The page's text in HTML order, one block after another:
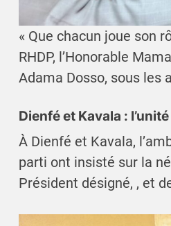
« Que chacun joue son
RHDP, l’Honorable
Adama Dosso, sous les
Dienfé et Kavala :
À Dienfé et Kavala,
parti ont insisté sur la
Président désigné, , et